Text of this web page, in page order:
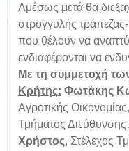
Αμέσως μετά θα
στρογγυλής
που θέλουν να
ενδιαφέρονται να
Με τη συμμετοχή
Κρήτης: Φωτάκης
Αγροτικής Οικονομίας,
Τμήματος Διεύθυνσης
Χρήστος, Στέλεχος